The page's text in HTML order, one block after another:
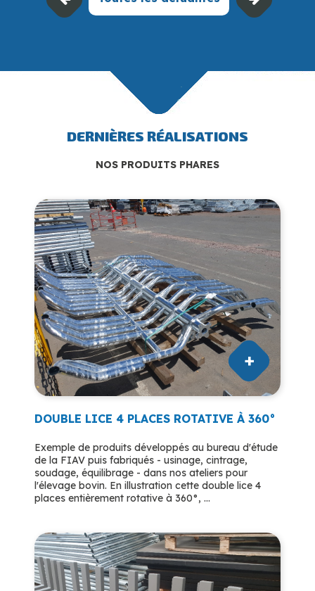
DERNIÈRES RÉALISATIONS
NOS PRODUITS PHARES
DOUBLE LICE 4 PLACES ROTATIVE À 360°
Exemple de produits développés au bureau d'étude
de la FIAV puis fabriqués - usinage, cintrage,
soudage, équilibrage - dans nos ateliers pour
l'élevage bovin. En illustration cette double lice 4
places entièrement rotative à 360°, ...